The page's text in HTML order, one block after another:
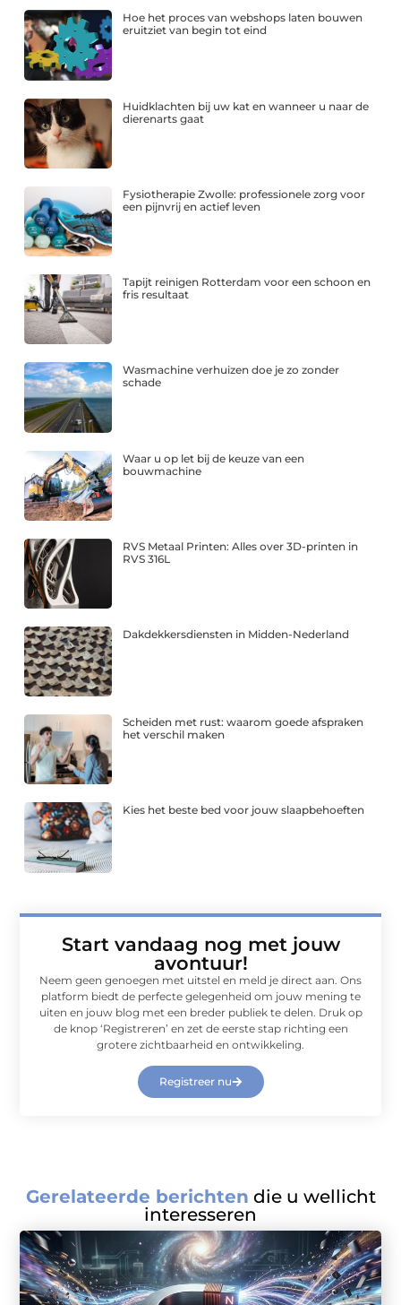
Hoe het proces van webshops laten bouwen
eruitziet van begin tot eind
Huidklachten bij uw kat en wanneer u naar de
dierenarts gaat
Fysiotherapie Zwolle: professionele zorg voor
een pijnvrij en actief leven
Tapijt reinigen Rotterdam voor een schoon en
fris resultaat
Wasmachine verhuizen doe je zo zonder
schade
Waar u op let bij de keuze van een
bouwmachine
RVS Metaal Printen: Alles over 3D-printen in
RVS 316L
Dakdekkersdiensten in Midden-Nederland
Scheiden met rust: waarom goede afspraken
het verschil maken
Kies het beste bed voor jouw slaapbehoeften
Start vandaag nog met jouw
avontuur!
Neem geen genoegen met uitstel en meld je direct aan. Ons
platform biedt de perfecte gelegenheid om jouw mening te
uiten en jouw blog met een breder publiek te delen. Druk op
de knop ‘Registreren’ en zet de eerste stap richting een
grotere zichtbaarheid en ontwikkeling.
Registreer nu
Gerelateerde berichten die u wellicht
interesseren